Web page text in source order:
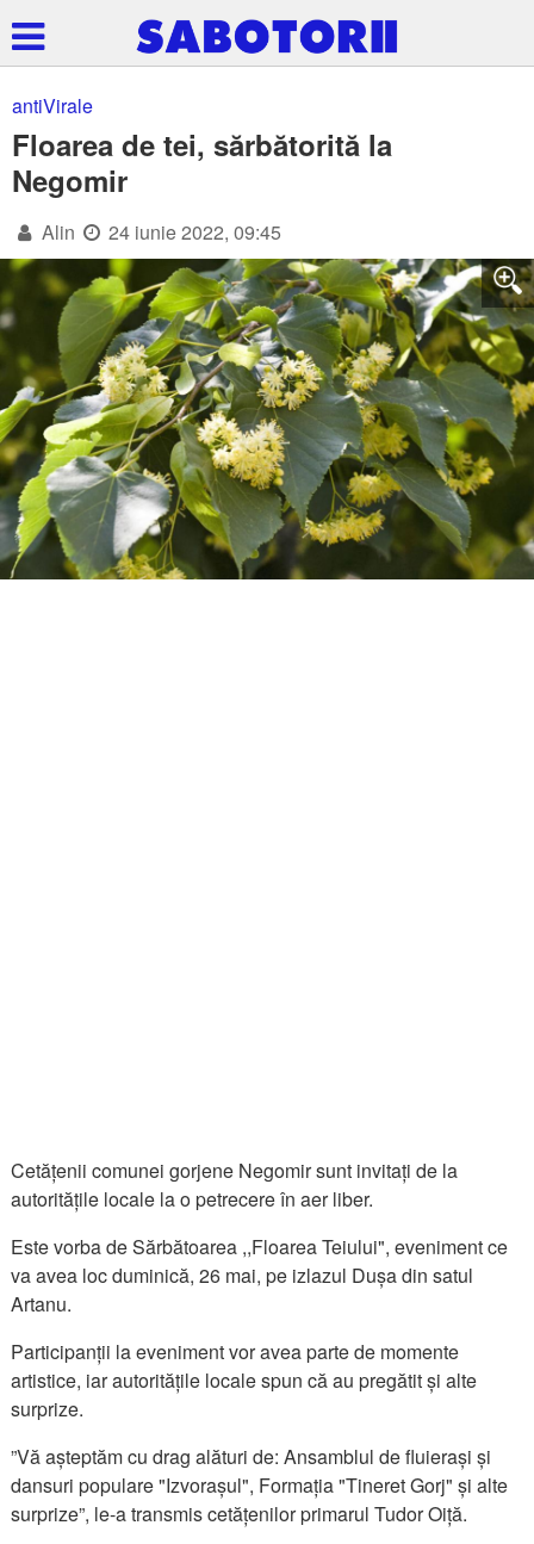
antiVirale
Floarea de tei, sărbătorită la
Negomir
Alin 24 iunie 2022, 09:45
Cetățenii comunei gorjene Negomir sunt invitați de la
autoritățile locale la o petrecere în aer liber.
Este vorba de Sărbătoarea ,,Floarea Teiului", eveniment ce
va avea loc duminică, 26 mai, pe izlazul Dușa din satul
Artanu.
Participanții la eveniment vor avea parte de momente
artistice, iar autoritățile locale spun că au pregătit și alte
surprize.
”Vă așteptăm cu drag alături de: Ansamblul de fluierași și
dansuri populare "Izvorașul", Formația "Tineret Gorj" și alte
surprize”, le-a transmis cetățenilor primarul Tudor Oiță.